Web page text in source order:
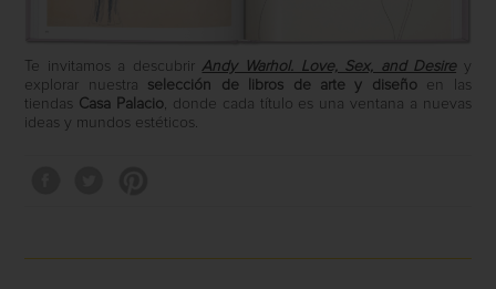
Te invitamos a descubrirAndy Warhol. Love, Sex, and Desirey
explorar nuestra selección de libros de arte y diseñoen las
tiendas Casa Palacio, donde cada título es una ventana a nuevas
ideas y mundos estéticos.